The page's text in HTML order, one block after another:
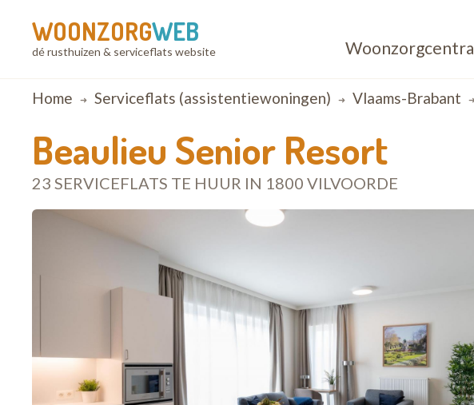
WOONZORGWEB
dé rusthuizen & serviceflats website Woonzorgcentra
Breadcrumb
Home Serviceflats (assistentiewoningen) Vlaams-Brabant
Beaulieu Senior Resort
23 SERVICEFLATS TE HUUR IN 1800 VILVOORDE